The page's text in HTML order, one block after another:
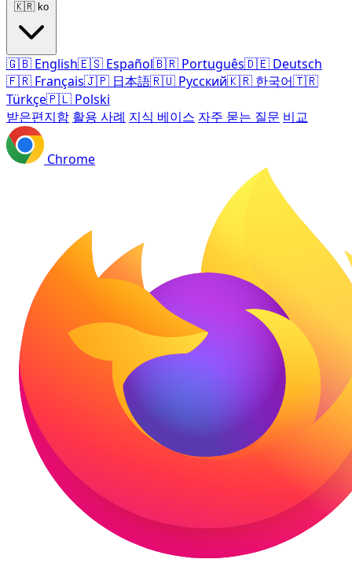
🇰🇷 ko
🇬🇧 English🇪🇸 Español🇧🇷 Português🇩🇪 Deutsch
🇫🇷 Français🇯🇵 日本語🇷🇺 Русский🇰🇷 한국어🇹🇷
Türkçe🇵🇱 Polski
받은편지함 활용 사례 지식 베이스 자주 묻는 질문 비교
Chrome